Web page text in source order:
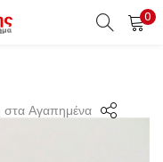
0
Αγαπημένα